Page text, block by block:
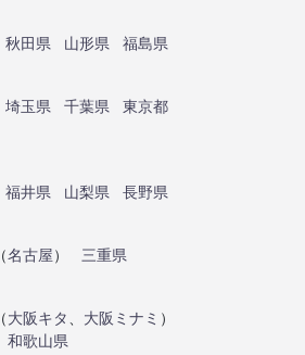
秋田県 山形県
福島県
埼玉県 千葉県
東京都
福井県 山梨県
長野県
（名古屋）
三重県
（大阪キタ 大阪ミナミ ）
和歌山県